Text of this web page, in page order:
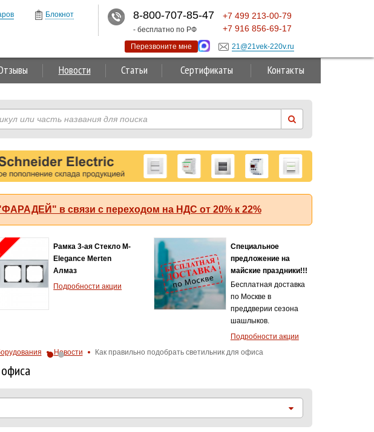
Новости Статьи Сертификаты Контакты
в связи с переходом на НДС от 20% к 22%
продаж!
Автомат ABB (АББ)
MS116-4.0 50 кА с
регулируемой
тепловой защитой
Новости Как правильно подобрать светильник для офиса
Блокнот 8-800-707-85-47
- бесплатно по РФ
+7 499 213-00-79
+7 916 856-69-17
Перезвоните мне 21@21vek-220v.ru